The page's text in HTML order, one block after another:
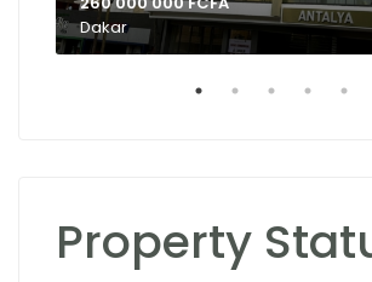
Dakar
Property